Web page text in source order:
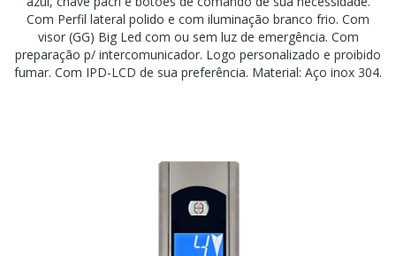
Com Perfil lateral polido e com iluminação branco frio. Com
visor (GG) Big Led com ou sem luz de emergência. Com
preparação p/ intercomunicador. Logo personalizado e proibido
fumar. Com IPD-LCD de sua preferência. Material: Aço inox 304.